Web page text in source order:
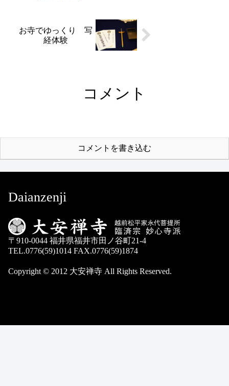
お寺でゆっくり 写
経体験
コメント
コメントを書き込む
Daianzenji
〒910-0044 福井県福井市田ノ谷町21-4
TEL.0776(59)1014 FAX.0776(59)1874
Copyright © 2012 大安禅寺 All Rights Reserved.